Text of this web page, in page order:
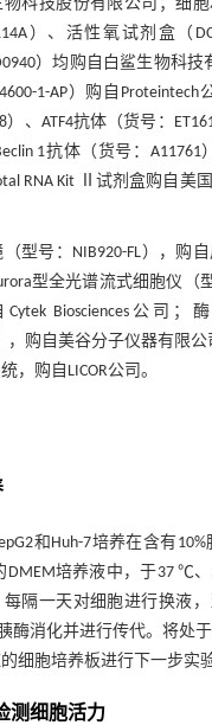
物科技股份有限公司；细
）、活性氧试剂盒（
）均购自白鲨生物科技
1-AP）购自Proteintech
）、ATF4抗体（货号：
1抗体（货号：A11761
RNA Kit Ⅱ试剂盒购自美
型号：NIB920-FL），购
型全光谱流式细胞仪（
Cytek Biosciences公司；
，购自美谷分子仪器有限公
，购自LICOR公司。
和Huh-7培养在含有
培养液中，于37 ℃、
隔一天对细胞进行换液
酶消化并进行传代。将处
细胞培养板进行下一步实验
测细胞活力